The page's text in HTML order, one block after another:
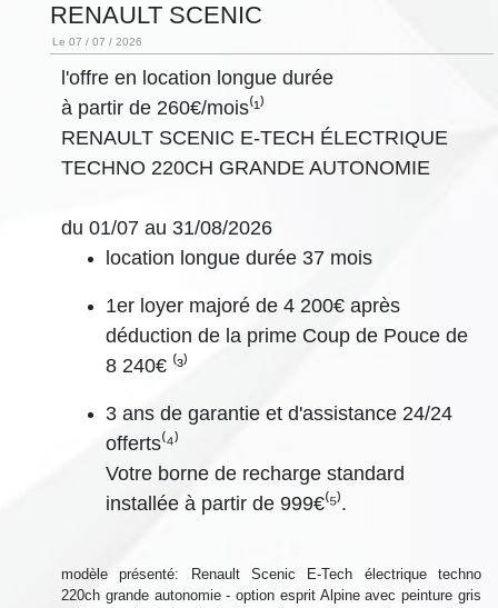
RENAULT SCENIC
Le 07 / 07 / 2026
l'offre en location longue durée
à partir de 260€/mois⁽¹⁾
RENAULT SCENIC E-TECH ÉLECTRIQUE
TECHNO 220CH GRANDE AUTONOMIE
du 01/07 au 31/08/2026
location longue durée 37 mois
1er loyer majoré de 4 200€ après
déduction de la prime Coup de Pouce de
8 240€ ⁽³⁾
3 ans de garantie et d'assistance 24/24
offerts⁽⁴⁾
Votre borne de recharge standard
installée à partir de 999€⁽⁵⁾.
modèle présenté: Renault Scenic E-Tech électrique techno
220ch grande autonomie - option esprit Alpine avec peinture gris